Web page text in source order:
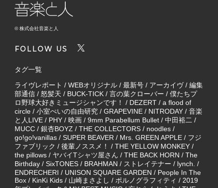
© 株式会社音楽と人
FOLLOW US
タグ一覧
ライヴレポート / WEBオリジナル / 最新号 / アーカイヴ/ 編集
部通信 / 怒髪天 / BUCK-TICK / 言の葉クローバー / 僕たちプ
ロ野球大好きミュージシャンです！
/ DEZERT / a flood of
circle / 小室ぺいの自由研究 / GRAPEVINE / NITRODAY / 音楽
と人LIVE / PHY / 映画 / 9mm Parabellum Bullet / 中田裕二 /
MUCC / 銀杏BOYZ / THE COLLECTORS / noodles /
go!go!vanillas / SUPER BEAVER / Mrs. GREEN APPLE / フジ
ファブリック / 後輩ノススメ！ / THE YELLOW MONKEY /
the pillows / ヤバイTシャツ屋さん / THE BACK HORN / The
Birthday / SixTONES / BRAHMAN / ストレイテナー / lynch. /
ENDRECHERI / UNISON SQUARE GARDEN / People In The
Box / KinKi Kids / 山崎まさよし / ポルノグラフィティ / 2019